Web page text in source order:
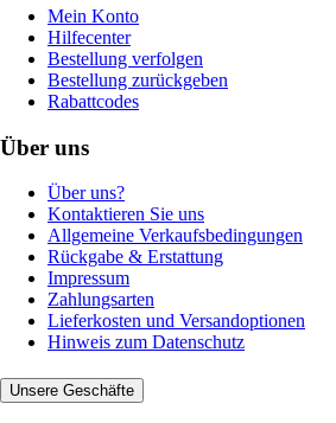
Mein Konto
Hilfecenter
Bestellung verfolgen
Bestellung zurückgeben
Rabattcodes
Über uns
Über uns?
Kontaktieren Sie uns
Allgemeine Verkaufsbedingungen
Rückgabe & Erstattung
Impressum
Zahlungsarten
Lieferkosten und Versandoptionen
Hinweis zum Datenschutz
Unsere Geschäfte